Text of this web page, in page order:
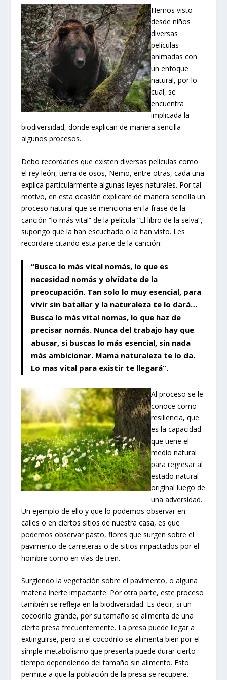
Hemos visto
desde niños
diversas
películas
animadas con
un enfoque
natural, por lo
cual, se
encuentra
implicada la
biodiversidad, donde explican de manera sencilla
algunos procesos.
Debo recordarles que existen diversas películas como
el rey león, tierra de osos, Nemo, entre otras, cada una
explica particularmente algunas leyes naturales. Por tal
motivo, en esta ocasión explicare de manera sencilla un
proceso natural que se menciona en la frase de la
canción “lo más vital” de la película “El libro de la selva”,
supongo que la han escuchado o la han visto. Les
recordare citando esta parte de la canción:
“Busca lo más vital nomás, lo que es
necesidad nomás y olvídate de la
preocupación. Tan solo lo muy esencial, para
vivir sin batallar y la naturaleza te lo dará…
Busca lo más vital nomas, lo que haz de
precisar nomás. Nunca del trabajo hay que
abusar, si buscas lo más esencial, sin nada
más ambicionar. Mama naturaleza te lo da.
Lo mas vital para existir te llegará”.
Al proceso se le
conoce como
resiliencia, que
es la capacidad
que tiene el
medio natural
para regresar al
estado natural
original luego de
una adversidad.
Un ejemplo de ello y que lo podemos observar en
calles o en ciertos sitios de nuestra casa, es que
podemos observar pasto, flores que surgen sobre el
pavimento de carreteras o de sitios impactados por el
hombre como en vías de tren.
Surgiendo la vegetación sobre el pavimento, o alguna
materia inerte impactante. Por otra parte, este proceso
también se refleja en la biodiversidad. Es decir, si un
cocodrilo grande, por su tamaño se alimenta de una
cierta presa frecuentemente. La presa puede llegar a
extinguirse, pero si el cocodrilo se alimenta bien por el
simple metabolismo que presenta puede durar cierto
tiempo dependiendo del tamaño sin alimento. Esto
permite a que la población de la presa se recupere.